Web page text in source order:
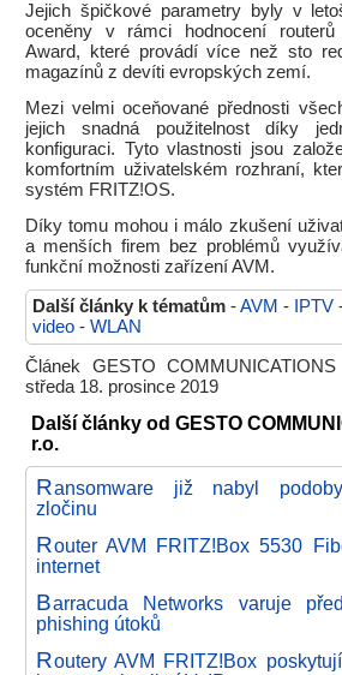
Jejich špičkové parametry byly v
oceněny v rámci hodnocení routerů
Award, které provádí více než sto
magazínů z devíti evropských zemí.
Mezi velmi oceňované přednosti
jejich snadná použitelnost díky
konfiguraci. Tyto vlastnosti jsou
komfortním uživatelském rozhraní,
systém FRITZ!OS.
Díky tomu mohou i málo zkušení
a menších firem bez problémů
funkční možnosti zařízení AVM.
Další články k tématům -AVM - IPTV
video - WLAN
Článek GESTO
středa 18. prosince 2019
Další články od GESTO
r.o.
Ransomware již nabyl
zločinu
Router AVM FRITZ!Box 5530
internet
Barracuda Networks varuje
phishing útoků
Routery AVM FRITZ!Box